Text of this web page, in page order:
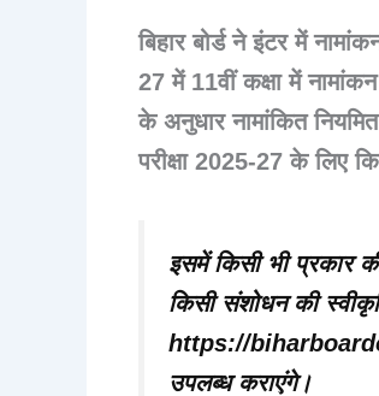
बिहार बोर्ड ने इंटर में
27 में 11वीं कक्षा में
के अनुधार नामांकित नियमित
परीक्षा 2025-27 के लिए
इसमें किसी भी प्रकार
किसी संशोधन की
https://
उपलब्ध कराएंगे।